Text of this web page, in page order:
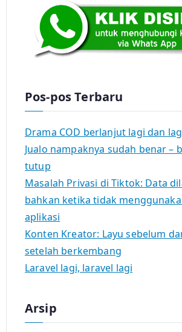
Pos-pos Terbaru
Drama COD berlanjut lagi dan
Jualo nampaknya sudah benar –
tutup
Masalah Privasi di Tiktok: Data
bahkan ketika tidak
aplikasi
Konten Kreator: Layu sebelum
setelah berkembang
Laravel lagi, laravel lagi
Arsip